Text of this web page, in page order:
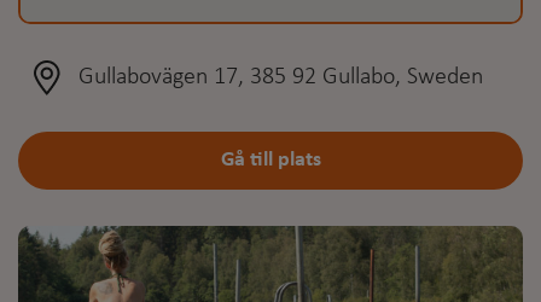
Gullabovägen 17, 385 92 Gullabo, Sweden
Gå till plats